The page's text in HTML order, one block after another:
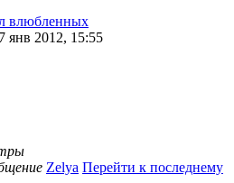
влюбленных
янв 2012, 15:55
Zelya Перейти к последнему